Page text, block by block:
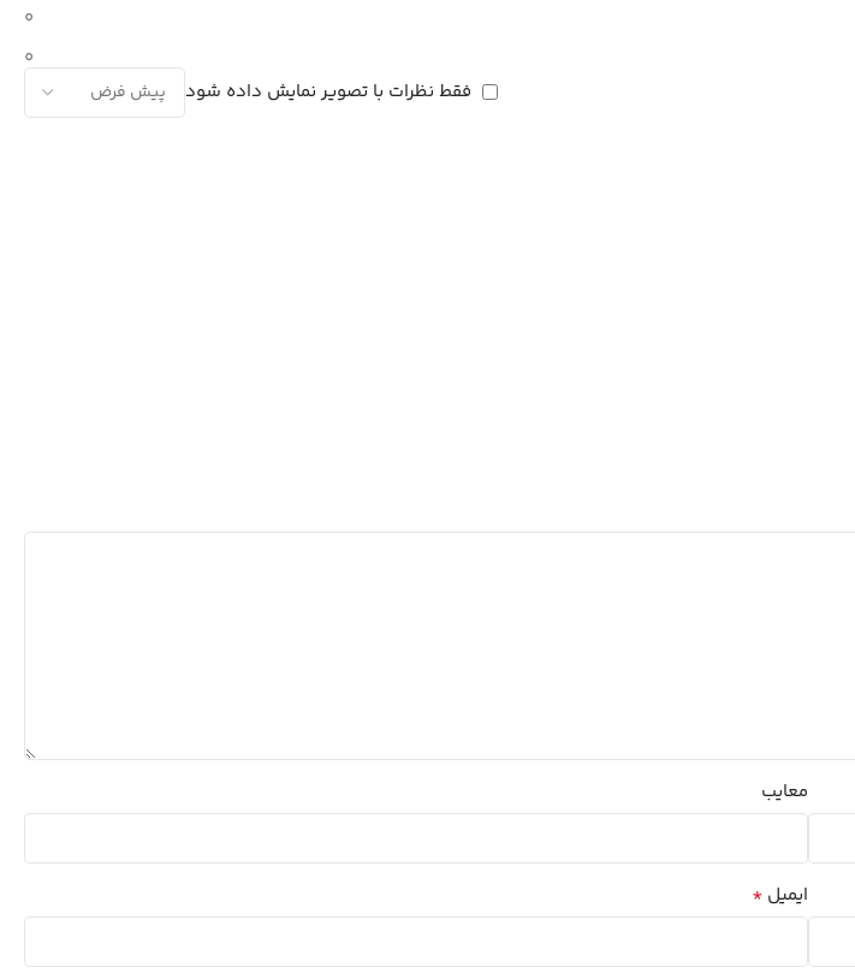
0
0
فقط نظرات با تصویر نمایش داده شود
معایب
ایمیل *